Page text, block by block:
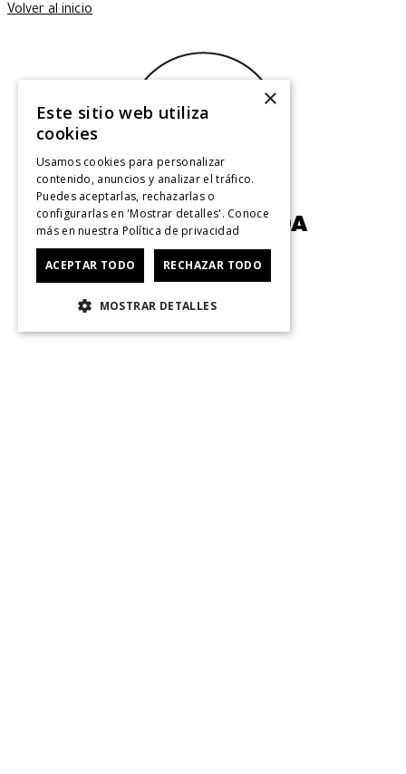
Volver al inicio
×
Este sitio web utiliza
cookies
Usamos cookies para personalizar
contenido, anuncios y analizar el tráfico.
Puedes aceptarlas, rechazarlas o
configurarlas en 'Mostrar detalles'. Conoce
más en nuestra Política de privacidad
ACEPTAR TODO RECHAZAR TODO
MOSTRAR DETALLES